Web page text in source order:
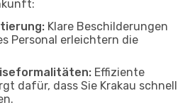
Klare Beschilderungen
Personal erleichtern die
Effiziente
dafür, dass Sie Krakau schnell